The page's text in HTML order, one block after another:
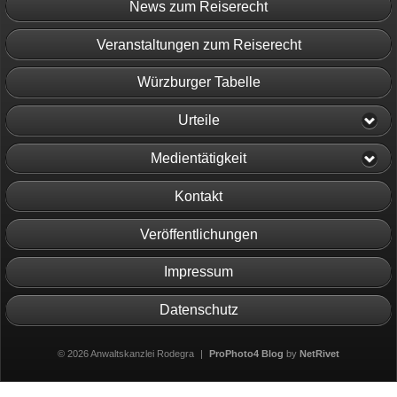
News zum Reiserecht
Veranstaltungen zum Reiserecht
Würzburger Tabelle
Urteile
Medientätigkeit
Kontakt
Veröffentlichungen
Impressum
Datenschutz
© 2026 Anwaltskanzlei Rodegra | ProPhoto4 Blog by NetRivet